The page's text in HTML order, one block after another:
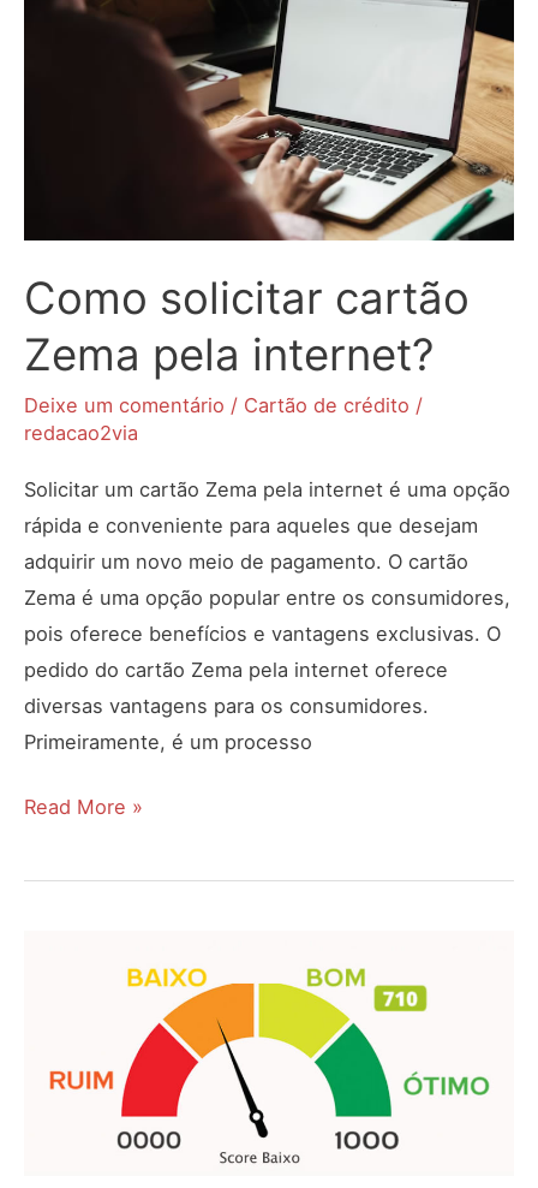
Como solicitar cartão
Zema pela internet?
Deixe um comentário / Cartão de crédito /
redacao2via
Solicitar um cartão Zema pela internet é uma opção
rápida e conveniente para aqueles que desejam
adquirir um novo meio de pagamento. O cartão
Zema é uma opção popular entre os consumidores,
pois oferece benefícios e vantagens exclusivas. O
pedido do cartão Zema pela internet oferece
diversas vantagens para os consumidores.
Primeiramente, é um processo
Como
cartão
Read More »